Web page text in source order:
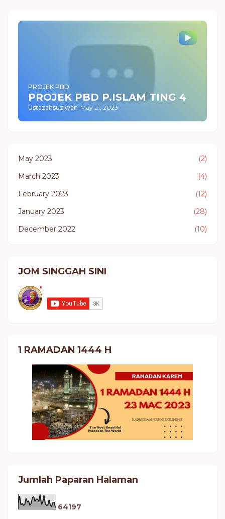
PROJEK PBD
PROJEK PBD P.ISLAM TING 4
Ustazahsuziwan-May 21, 2023
May 2023
(2)
March 2023
(4)
February 2023
(12)
January 2023
(28)
December 2022
(10)
JOM SINGGAH SINI
1 RAMADAN 1444 H
Jumlah Paparan Halaman
64197